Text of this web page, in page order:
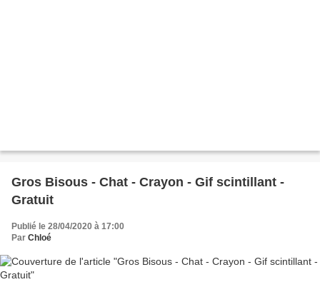
Gros Bisous - Chat - Crayon - Gif scintillant -
Gratuit
Publié le 28/04/2020 à 17:00
Par Chloé